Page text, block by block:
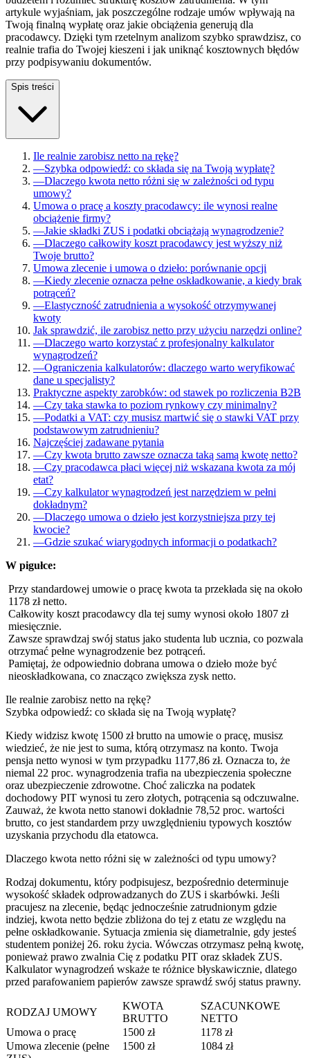
artykule wyjaśniam, jak poszczególne rodzaje umów wpływają na
Twoją finalną wypłatę oraz jakie obciążenia generują dla
pracodawcy. Dzięki tym rzetelnym analizom szybko sprawdzisz, co
realnie trafia do Twojej kieszeni i jak uniknąć kosztownych błędów
przy podpisywaniu dokumentów.
Spis treści
Ile realnie zarobisz netto na rękę?
—Szybka odpowiedź: co składa się na Twoją wypłatę?
—Dlaczego kwota netto różni się w zależności od typu
umowy?
Umowa o pracę a koszty pracodawcy: ile wynosi realne
obciążenie firmy?
—Jakie składki ZUS i podatki obciążają wynagrodzenie?
—Dlaczego całkowity koszt pracodawcy jest wyższy niż
Twoje brutto?
Umowa zlecenie i umowa o dzieło: porównanie opcji
—Kiedy zlecenie oznacza pełne oskładkowanie, a kiedy brak
potrąceń?
—Elastyczność zatrudnienia a wysokość otrzymywanej
kwoty
Jak sprawdzić, ile zarobisz netto przy użyciu narzędzi online?
—Dlaczego warto korzystać z profesjonalny kalkulator
wynagrodzeń?
—Ograniczenia kalkulatorów: dlaczego warto weryfikować
dane u specjalisty?
Praktyczne aspekty zarobków: od stawek po rozliczenia B2B
—Czy taka stawka to poziom rynkowy czy minimalny?
—Podatki a VAT: czy musisz martwić się o stawki VAT przy
podstawowym zatrudnieniu?
Najczęściej zadawane pytania
—Czy kwota brutto zawsze oznacza taką samą kwotę netto?
—Czy pracodawca płaci więcej niż wskazana kwota za mój
etat?
—Czy kalkulator wynagrodzeń jest narzędziem w pełni
dokładnym?
—Dlaczego umowa o dzieło jest korzystniejsza przy tej
kwocie?
—Gdzie szukać wiarygodnych informacji o podatkach?
W pigułce:
Przy standardowej umowie o pracę kwota ta przekłada się na około
1178 zł netto.
Całkowity koszt pracodawcy dla tej sumy wynosi około 1807 zł
miesięcznie.
Zawsze sprawdzaj swój status jako studenta lub ucznia, co pozwala
otrzymać pełne wynagrodzenie bez potrąceń.
Pamiętaj, że odpowiednio dobrana umowa o dzieło może być
nieoskładkowana, co znacząco zwiększa zysk netto.
Ile realnie zarobisz netto na rękę?
Szybka odpowiedź: co składa się na Twoją wypłatę?
Kiedy widzisz kwotę 1500 zł brutto na umowie o pracę, musisz
wiedzieć, że nie jest to suma, którą otrzymasz na konto. Twoja
pensja netto wynosi w tym przypadku 1177,86 zł. Oznacza to, że
niemal 22 proc. wynagrodzenia trafia na ubezpieczenia społeczne
oraz ubezpieczenie zdrowotne. Choć zaliczka na podatek
dochodowy PIT wynosi tu zero złotych, potrącenia są odczuwalne.
Zauważ, że kwota netto stanowi dokładnie 78,52 proc. wartości
brutto, co jest standardem przy uwzględnieniu typowych kosztów
uzyskania przychodu dla etatowca.
Dlaczego kwota netto różni się w zależności od typu umowy?
Rodzaj dokumentu, który podpisujesz, bezpośrednio determinuje
wysokość składek odprowadzanych do ZUS i skarbówki. Jeśli
pracujesz na zlecenie, będąc jednocześnie zatrudnionym gdzie
indziej, kwota netto będzie zbliżona do tej z etatu ze względu na
pełne oskładkowanie. Sytuacja zmienia się diametralnie, gdy jesteś
studentem poniżej 26. roku życia. Wówczas otrzymasz pełną kwotę,
ponieważ prawo zwalnia Cię z podatku PIT oraz składek ZUS.
Kalkulator wynagrodzeń wskaże te różnice błyskawicznie, dlatego
przed parafowaniem papierów zawsze sprawdź swój status prawny.
RODZAJ UMOWY
KWOTA
BRUTTO
SZACUNKOWE
NETTO
Umowa o pracę
1500 zł
1178 zł
Umowa zlecenie (pełne
1500 zł 1084 zł